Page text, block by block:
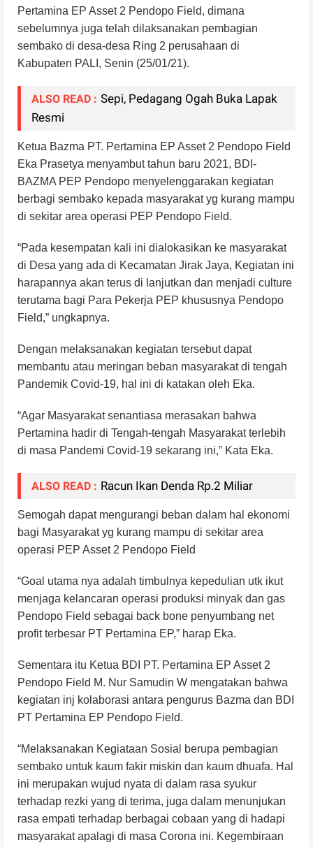
Pertamina EP Asset 2 Pendopo Field, dimana
sebelumnya juga telah dilaksanakan pembagian
sembako di desa-desa Ring 2 perusahaan di
Kabupaten PALI, Senin (25/01/21).
ALSO READ : Sepi, Pedagang Ogah Buka Lapak
Resmi
Ketua Bazma PT. Pertamina EP Asset 2 Pendopo Field
Eka Prasetya menyambut tahun baru 2021, BDI-
BAZMA PEP Pendopo menyelenggarakan kegiatan
berbagi sembako kepada masyarakat yg kurang mampu
di sekitar area operasi PEP Pendopo Field.
“Pada kesempatan kali ini dialokasikan ke masyarakat
di Desa yang ada di Kecamatan Jirak Jaya, Kegiatan ini
harapannya akan terus di lanjutkan dan menjadi culture
terutama bagi Para Pekerja PEP khususnya Pendopo
Field,” ungkapnya.
Dengan melaksanakan kegiatan tersebut dapat
membantu atau meringan beban masyarakat di tengah
Pandemik Covid-19, hal ini di katakan oleh Eka.
“Agar Masyarakat senantiasa merasakan bahwa
Pertamina hadir di Tengah-tengah Masyarakat terlebih
di masa Pandemi Covid-19 sekarang ini,” Kata Eka.
ALSO READ : Racun Ikan Denda Rp.2 Miliar
Semogah dapat mengurangi beban dalam hal ekonomi
bagi Masyarakat yg kurang mampu di sekitar area
operasi PEP Asset 2 Pendopo Field
“Goal utama nya adalah timbulnya kepedulian utk ikut
menjaga kelancaran operasi produksi minyak dan gas
Pendopo Field sebagai back bone penyumbang net
profit terbesar PT Pertamina EP,” harap Eka.
Sementara itu Ketua BDI PT. Pertamina EP Asset 2
Pendopo Field M. Nur Samudin W mengatakan bahwa
kegiatan inj kolaborasi antara pengurus Bazma dan BDI
PT Pertamina EP Pendopo Field.
“Melaksanakan Kegiataan Sosial berupa pembagian
sembako untuk kaum fakir miskin dan kaum dhuafa. Hal
ini merupakan wujud nyata di dalam rasa syukur
terhadap rezki yang di terima, juga dalam menunjukan
rasa empati terhadap berbagai cobaan yang di hadapi
masyarakat apalagi di masa Corona ini. Kegembiraan